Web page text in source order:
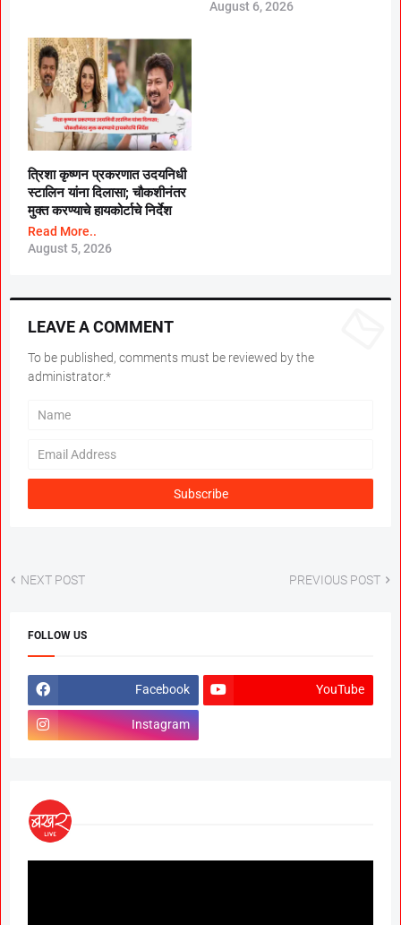
August 6, 2026
त्रिशा कृष्णन प्रकरणात उदयनिधी
स्टालिन यांना दिलासा; चौकशीनंतर
मुक्त करण्याचे हायकोर्टाचे निर्देश
Read More..
August 5, 2026
LEAVE A COMMENT
To be published, comments must be reviewed by the
administrator.*
NEXT POST PREVIOUS POST
FOLLOW US
Facebook YouTube
Instagram